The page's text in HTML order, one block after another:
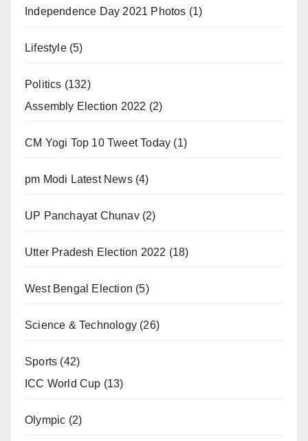
Independence Day 2021 Photos (1)
Lifestyle(5)
Politics (132)
Assembly Election 2022 (2)
CM Yogi Top 10 Tweet Today (1)
pm Modi Latest News(4)
UP Panchayat Chunav(2)
Utter Pradesh Election 2022 (18)
West Bengal Election (5)
Science & Technology (26)
Sports (42)
ICC World Cup (13)
Olympic (2)